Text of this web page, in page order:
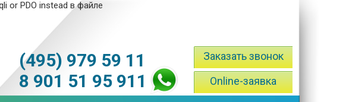
or PDO instead в файле
Заказать звонок
Online-заявка
(495) 979 59 11
8 901 51 95 911